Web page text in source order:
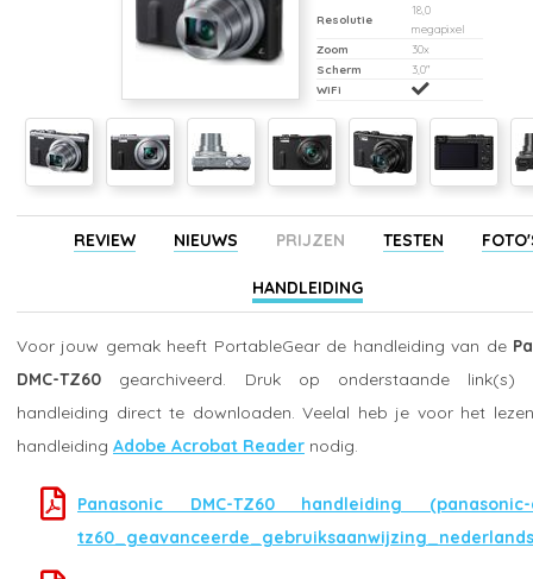
Resolutie
18,0
megapixel
Zoom
30x
Scherm
3,0"
WiFi
REVIEW NIEUWS PRIJZEN TESTEN
HANDLEIDING
Voor jouw gemak heeft PortableGear de handleiding van de
DMC-TZ60 gearchiveerd. Druk op onderstaande
handleiding direct te downloaden. Veelal heb je voor het
handleiding Adobe Acrobat Reader nodig.
Panasonic DMC-TZ60 handleiding (panasonic-